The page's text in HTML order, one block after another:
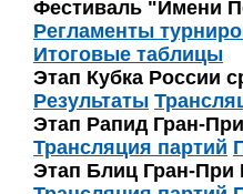
Фестиваль "Имени
Регламенты
Итоговые таблицы
Этап Кубка России
Результаты
Этап Рапид Гран-
Трансляция партий
Этап Блиц Гран-При